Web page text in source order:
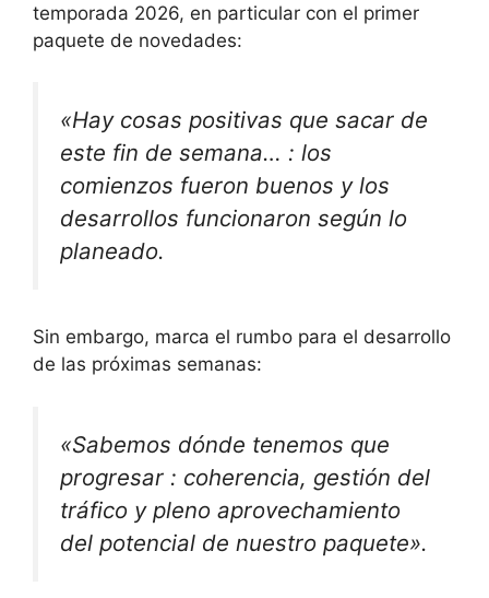
temporada 2026, en particular con el primer
paquete de novedades:
«Hay cosas positivas que sacar de
este fin de semana… : los
comienzos fueron buenos y los
desarrollos funcionaron según lo
planeado.
Sin embargo, marca el rumbo para el desarrollo
de las próximas semanas:
«Sabemos dónde tenemos que
progresar : coherencia, gestión del
tráfico y pleno aprovechamiento
del potencial de nuestro paquete».